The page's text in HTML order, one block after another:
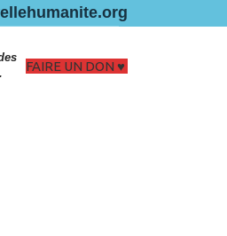
FAIRE UN DON